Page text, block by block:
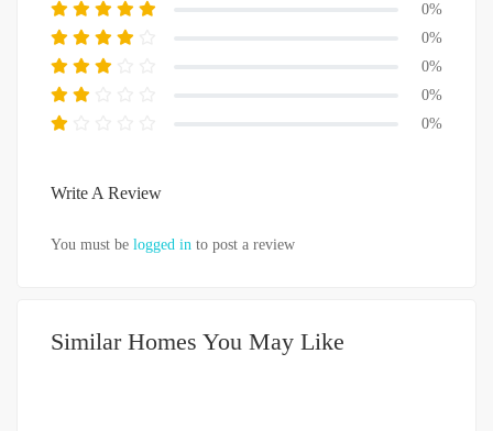
0%
0%
0%
0%
0%
Write A Review
You must be logged in to post a review
Similar Homes You May Like